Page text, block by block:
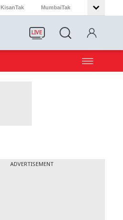
KisanTak MumbaiTak
LIVE
ADVERTISEMENT